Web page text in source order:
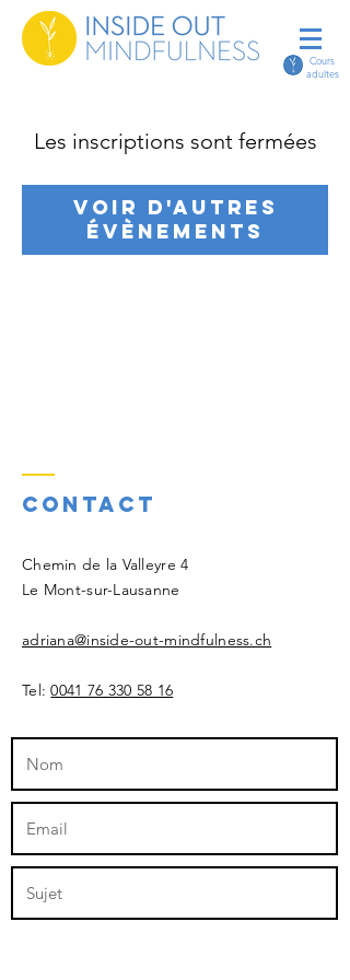
Cours
adultes
Les inscriptions sont fermées
Voir d'autres
évènements
Contact
Chemin de la Valleyre 4
Le Mont-sur-Lausanne
adriana@inside-out-mindfulness.ch
Tel:0041 76 330 58 16